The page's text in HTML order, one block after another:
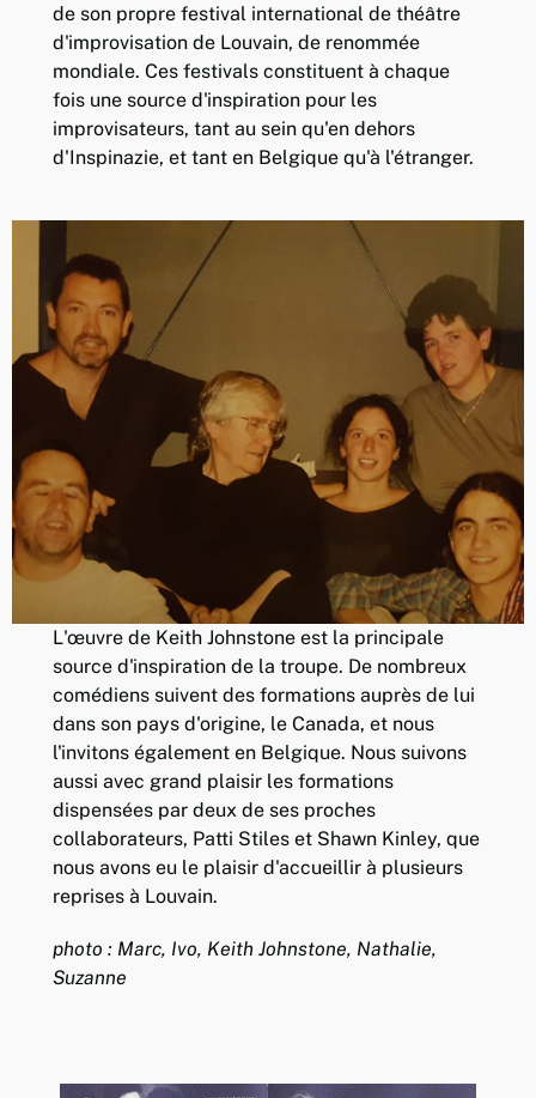
de son propre festival international de théâtre
d'improvisation de Louvain, de renommée
mondiale. Ces festivals constituent à chaque
fois une source d'inspiration pour les
improvisateurs, tant au sein qu'en dehors
d'Inspinazie, et tant en Belgique qu'à l'étranger.
L'œuvre de Keith Johnstone est la principale
source d'inspiration de la troupe. De nombreux
comédiens suivent des formations auprès de lui
dans son pays d'origine, le Canada, et nous
l'invitons également en Belgique. Nous suivons
aussi avec grand plaisir les formations
dispensées par deux de ses proches
collaborateurs, Patti Stiles et Shawn Kinley, que
nous avons eu le plaisir d'accueillir à plusieurs
reprises à Louvain.
photo : Marc, Ivo, Keith Johnstone, Nathalie,
Suzanne